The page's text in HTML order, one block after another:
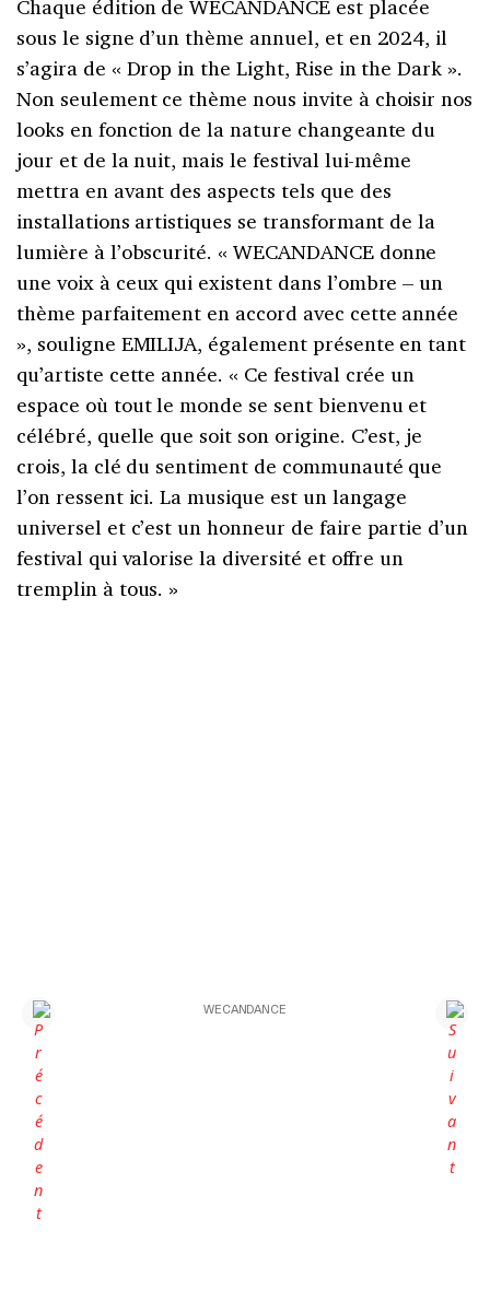
Chaque édition de WECANDANCE est placée
sous le signe d’un thème annuel, et en 2024, il
s’agira de « Drop in the Light, Rise in the Dark ».
Non seulement ce thème nous invite à choisir nos
looks en fonction de la nature changeante du
jour et de la nuit, mais le festival lui-même
mettra en avant des aspects tels que des
installations artistiques se transformant de la
lumière à l’obscurité. « WECANDANCE donne
une voix à ceux qui existent dans l’ombre – un
thème parfaitement en accord avec cette année
», souligne EMILIJA, également présente en tant
qu’artiste cette année. « Ce festival crée un
espace où tout le monde se sent bienvenu et
célébré, quelle que soit son origine. C’est, je
crois, la clé du sentiment de communauté que
l’on ressent ici. La musique est un langage
universel et c’est un honneur de faire partie d’un
festival qui valorise la diversité et offre un
tremplin à tous. »
WECANDANCE